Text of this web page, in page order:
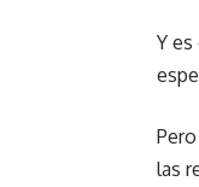
Y
las